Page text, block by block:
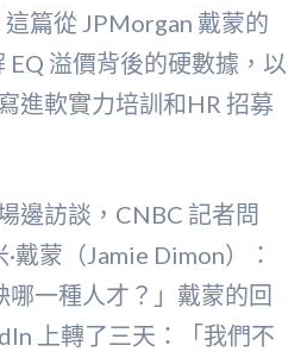
這篇從 JPMorgan 戴蒙的
EQ 溢價背後的硬數據，以
進軟實力培訓和HR 招募
邊訪談，CNBC 記者問
戴蒙（Jamie Dimon）：
哪一種人才？」戴蒙的回
上轉了三天：「我們不